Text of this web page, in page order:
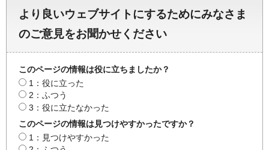
より良いウェブサイトにするためにみなさま
のご意見をお聞かせください
このページの情報は役に立ちましたか？
1：役に立った
2：ふつう
3：役に立たなかった
このページの情報は見つけやすかったですか？
1：見つけやすかった